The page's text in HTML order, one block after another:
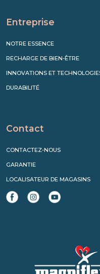
Entreprise
NOTRE ESSENCE
RECHARGE DE BIEN-ÊTRE
INNOVATIONS ET
DURABILITÉ
Contact
CONTACTEZ-NOUS
GARANTIE
LOCALISATEUR DE MAGASINS